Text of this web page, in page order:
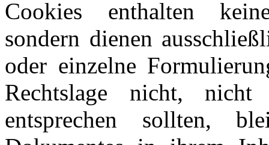
Cookies enthalten
sondern dienen
oder einzelne
Rechtslage nicht,
entsprechen sollten,